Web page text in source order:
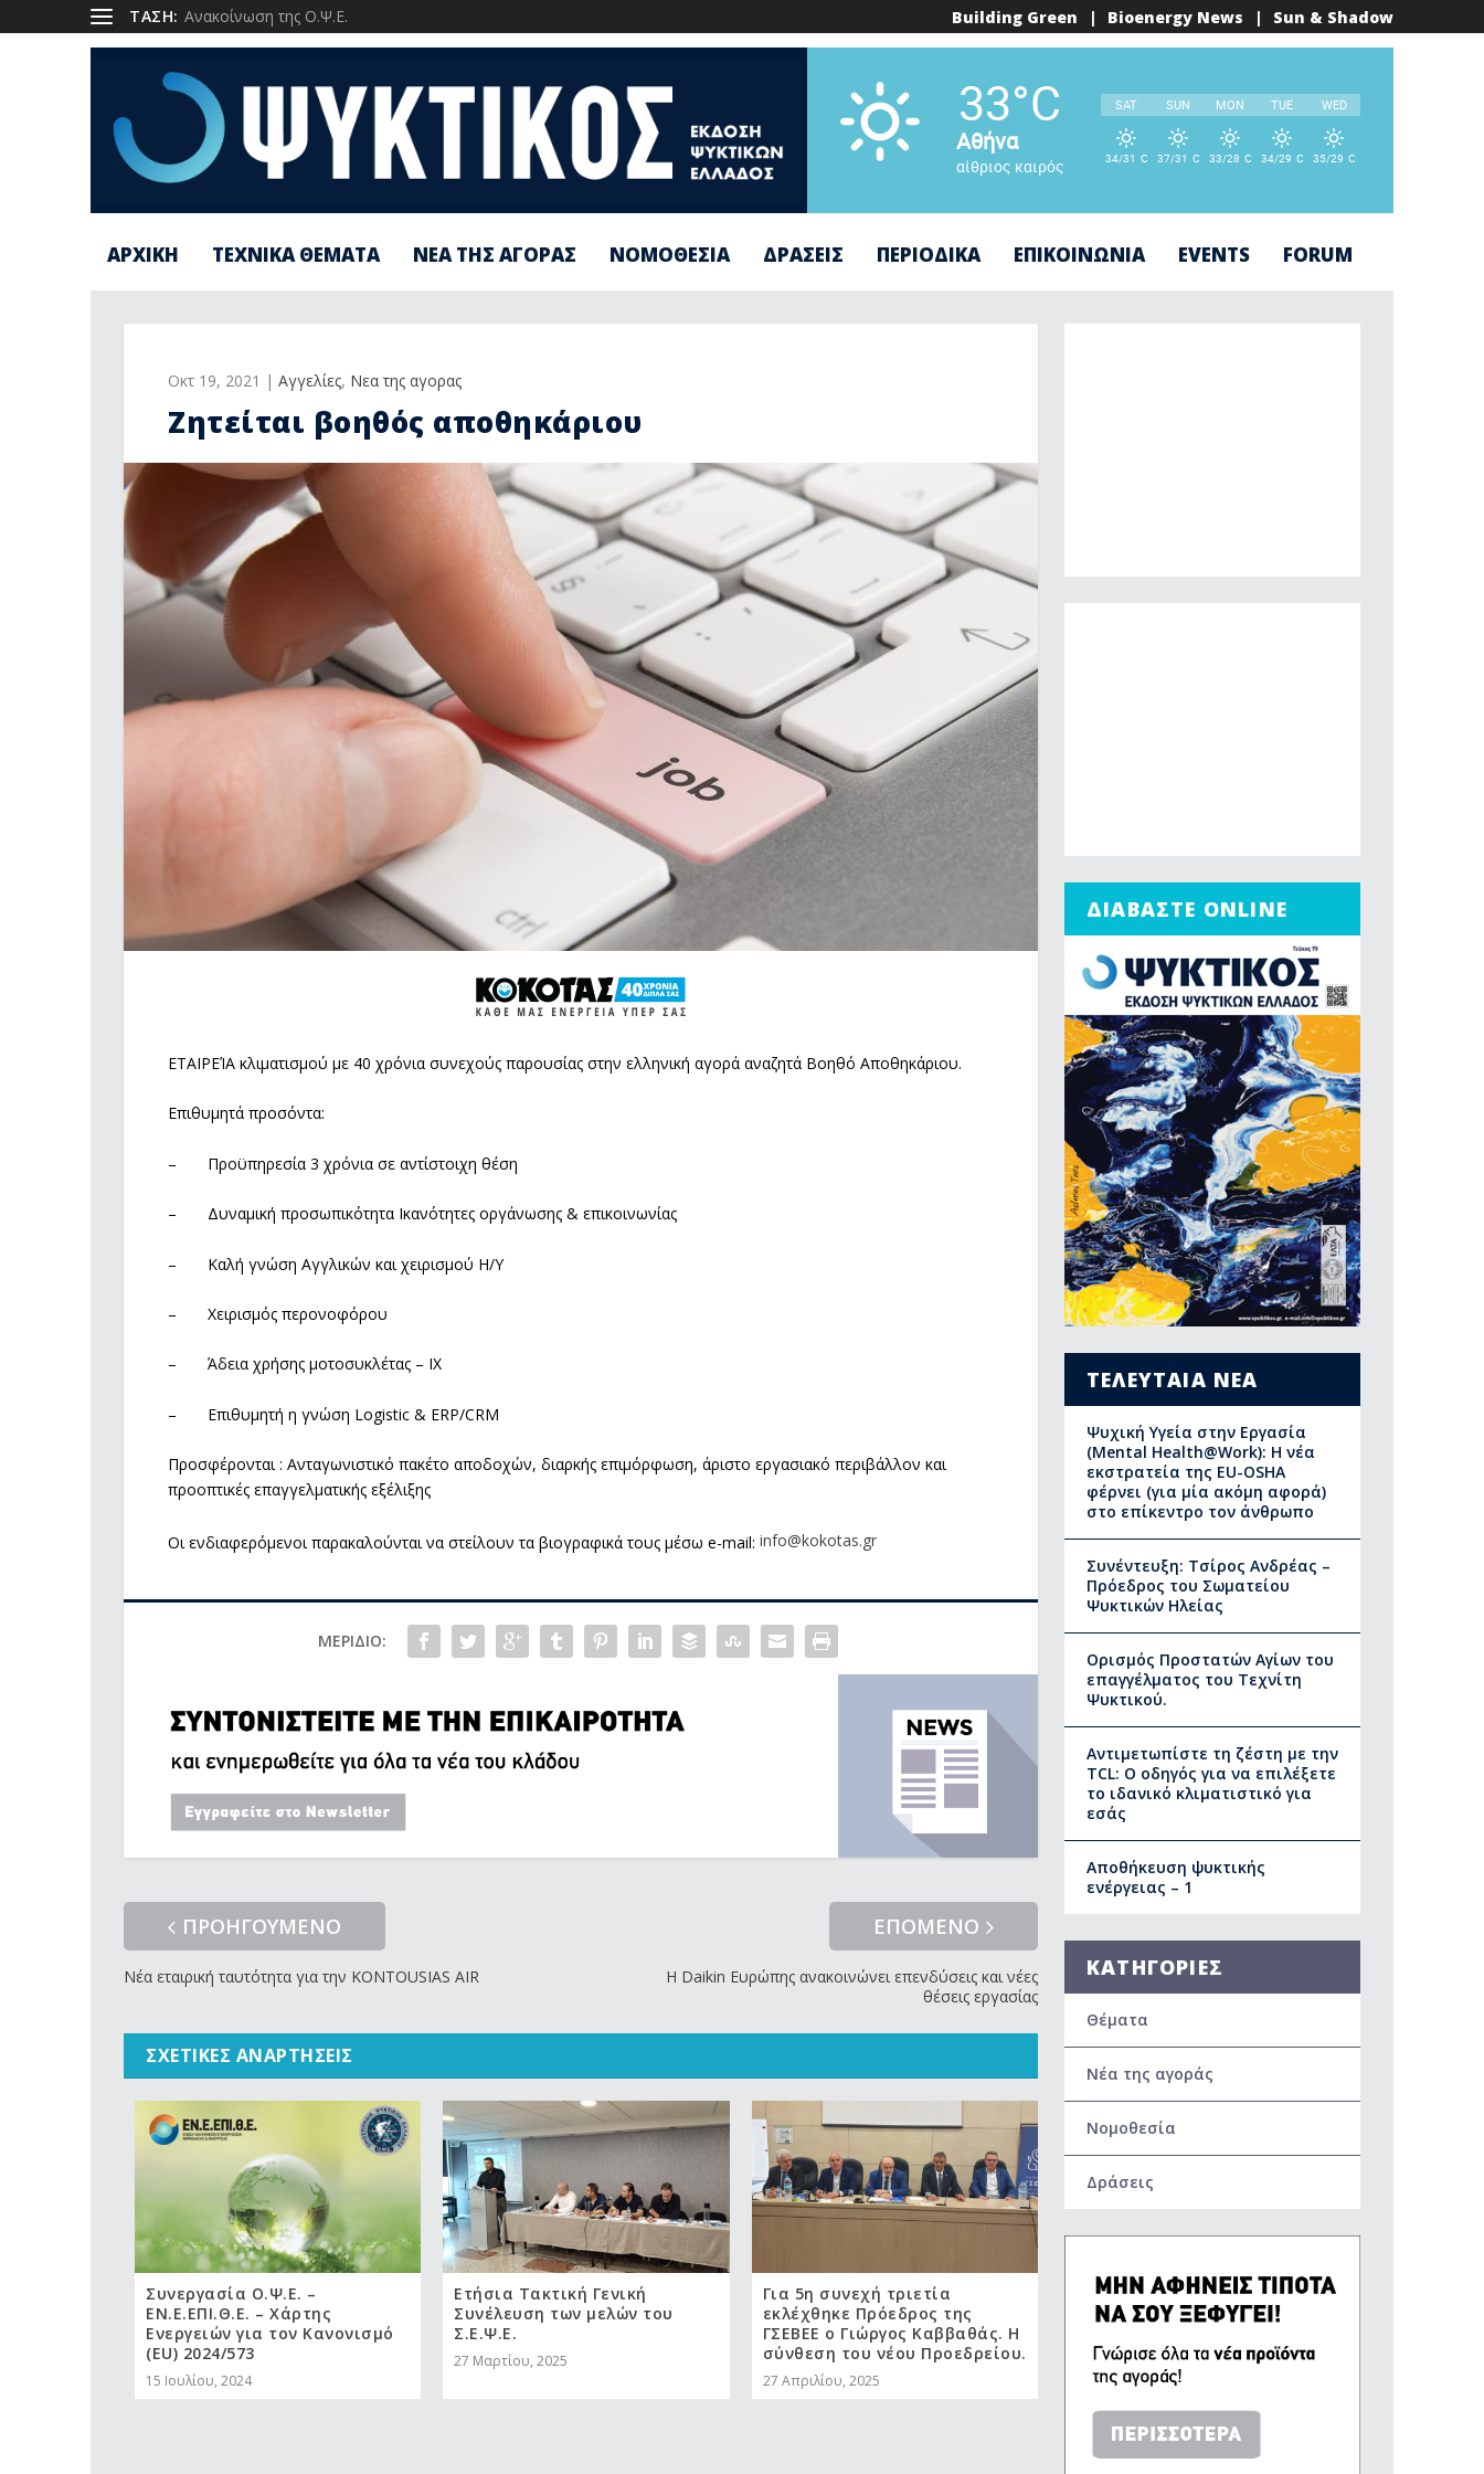
ΤΑΣΗ: Ανακοίνωση της Ο.Ψ.Ε. Building Green | Bioenergy News | Sun & Shadow
Αθήνα
33°C
αίθριος καιρός
SAT SUN MON TUE WED
34/31 C 37/31 C 33/28 C 34/29 C 35/29 C
ΑΡΧΙΚΗ ΤΕΧΝΙΚΑ ΘΕΜΑΤΑ ΝΕΑ ΤΗΣ ΑΓΟΡΑΣ ΝΟΜΟΘΕΣΙΑ ΔΡΑΣΕΙΣ ΠΕΡΙΟΔΙΚΑ ΕΠΙΚΟΙΝΩΝΙΑ EVENTS FORUM
Ζητείται βοηθός αποθηκάριου
Οκτ 19, 2021 | Αγγελίες, Νεα της αγορας
ΕΤΑΙΡΕΊΑ κλιματισμού με 40 χρόνια συνεχούς παρουσίας στην ελληνική αγορά αναζητά Βοηθό Αποθηκάριου.
Επιθυμητά προσόντα:
– Προϋπηρεσία 3 χρόνια σε αντίστοιχη θέση
– Δυναμική προσωπικότητα Ικανότητες οργάνωσης & επικοινωνίας
– Καλή γνώση Αγγλικών και χειρισμού Η/Υ
– Χειρισμός περονοφόρου
– Άδεια χρήσης μοτοσυκλέτας – ΙΧ
– Επιθυμητή η γνώση Logistic & ERP/CRM
Προσφέρονται : Ανταγωνιστικό πακέτο αποδοχών, διαρκής επιμόρφωση, άριστο εργασιακό περιβάλλον και
προοπτικές επαγγελματικής εξέλιξης
Οι ενδιαφερόμενοι παρακαλούνται να στείλουν τα βιογραφικά τους μέσω e-mail: info@kokotas.gr
ΜΕΡΊΔΙΟ:
ΠΡΟΗΓΟΥΜΕΝΟ
Νέα εταιρική ταυτότητα για την ΚΟΝTOUSIAS AIR
ΕΠΟΜΕΝΟ
Η Daikin Ευρώπης ανακοινώνει επενδύσεις και νέες
θέσεις εργασίας
ΣΧΕΤΙΚΈΣ ΑΝΑΡΤΉΣΕΙΣ
Συνεργασία Ο.Ψ.Ε. –
ΕΝ.Ε.ΕΠΙ.Θ.Ε. – Χάρτης
Ενεργειών για τον Κανονισμό
(EU) 2024/573
15 Ιουλίου, 2024
Ετήσια Τακτική Γενική
Συνέλευση των μελών του
Σ.Ε.Ψ.Ε.
27 Μαρτίου, 2025
Για 5η συνεχή τριετία
εκλέχθηκε Πρόεδρος της
ΓΣΕΒΕΕ ο Γιώργος Καββαθάς. Η
σύνθεση του νέου Προεδρείου.
27 Απριλίου, 2025
Ενημερωτική εσπερίδα για τα
επικίνδυνα υγρά συντήρησης
15 Μαρτίου, 2019
ΔΙΑΒΑΣΤΕ ONLINE
ΤΕΛΕΥΤΑΙΑ ΝΕΑ
Ψυχική Υγεία στην Εργασία
(Mental Health@Work): Η νέα
εκστρατεία της EU-OSHA
φέρνει (για μία ακόμη αφορά)
στο επίκεντρο τον άνθρωπο
Συνέντευξη: Τσίρος Ανδρέας –
Πρόεδρος του Σωματείου
Ψυκτικών Ηλείας
Ορισμός Προστατών Αγίων του
επαγγέλματος του Τεχνίτη
Ψυκτικού.
Αντιμετωπίστε τη ζέστη με την
TCL: Ο οδηγός για να επιλέξετε
το ιδανικό κλιματιστικό για
εσάς
Αποθήκευση ψυκτικής
ενέργειας – 1
ΚΑΤΗΓΟΡΙΕΣ
Θέματα
Νέα της αγοράς
Νομοθεσία
Δράσεις